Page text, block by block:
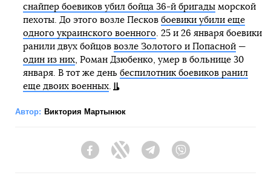
снайпер боевиков убил бойца 36-й бригадыморской
пехоты. До этого возле Песков боевики убили еще
одного украинского военного. 25 и 26 января боевики
ранили двух бойцов возле Золотого и Попасной—
один из них, Роман Дзюбенко, умер в больнице 30
января. В тот же день беспилотник боевиков ранил
еще двоих военных.
Автор: Виктория Мартынюк
FacebookTwitter Telegram